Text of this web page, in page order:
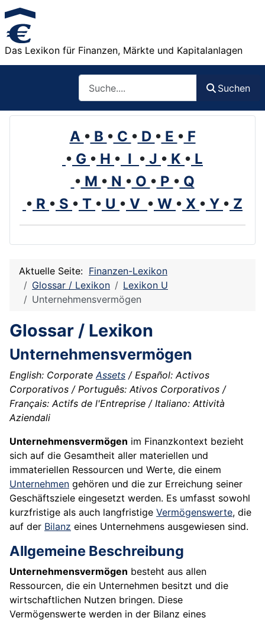
Das Lexikon für Finanzen, Märkte und Kapitalanlagen
Suchen
A • B • C • D • E • F
• G • H • I • J • K • L
• M • N • O • P • Q
• R • S • T • U • V • W • X • Y • Z
Aktuelle Seite: Finanzen-Lexikon
Glossar / Lexikon
Lexikon U
Unternehmensvermögen
Glossar / Lexikon
Unternehmensvermögen
English: CorporateAssets / Español: Activos
Corporativos / Português: Ativos Corporativos /
Français: Actifs de l'Entreprise / Italiano: Attività
Aziendali
Unternehmensvermögen im Finanzkontext bezieht
sich auf die Gesamtheit aller materiellen und
immateriellen Ressourcen und Werte, die einem
Unternehmen gehören und die zur Erreichung seiner
Geschäftsziele eingesetzt werden. Es umfasst sowohl
kurzfristige als auch langfristige Vermögenswerte, die
auf der Bilanz eines Unternehmens ausgewiesen sind.
Allgemeine Beschreibung
Unternehmensvermögen besteht aus allen
Ressourcen, die ein Unternehmen besitzt und die
wirtschaftlichen Nutzen bringen. Diese
Vermögenswerte werden in der Bilanz eines